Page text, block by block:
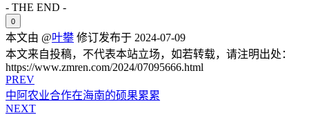
- THE END -
0
本文由 @叶攀 修订发布于 2024-07-09
本文来自投稿，不代表本站立场，如若转载，请注明出处：
https://www.zmren.com/2024/07095666.html
PREV
中阿农业合作在海南的硕果累累
NEXT